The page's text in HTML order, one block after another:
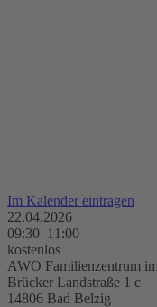
Im Kalender eintragen
22.04.2026
09:30–11:00
kostenlos
AWO Familienzentrum
Brücker Landstraße 1 c
14806 Bad Belzig